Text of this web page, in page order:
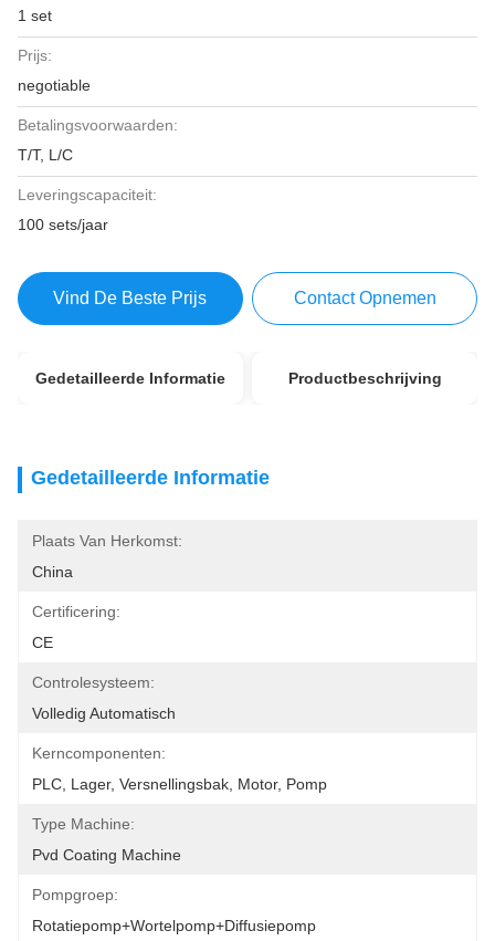
1 set
Prijs:
negotiable
Betalingsvoorwaarden:
T/T, L/C
Leveringscapaciteit:
100 sets/jaar
Vind De Beste Prijs Contact Opnemen
Gedetailleerde Informatie Productbeschrijving
Gedetailleerde Informatie
Plaats Van Herkomst:
China
Certificering:
CE
Controlesysteem:
Volledig Automatisch
Kerncomponenten:
PLC, Lager, Versnellingsbak, Motor, Pomp
Type Machine:
Pvd Coating Machine
Pompgroep:
Rotatiepomp+wortelpomp+diffusiepomp